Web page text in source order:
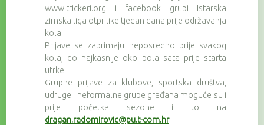
www.trickeri.org i facebook grupi Istarska
zimska liga otprilike tjedan dana prije održavanja
kola.
Prijave se zaprimaju neposredno prije svakog
kola, do najkasnije oko pola sata prije starta
utrke.
Grupne prijave za klubove, sportska društva,
udruge i neformalne grupe građana moguće su i
prije početka sezone i to na
dragan.radomirovic@pu.t-com.hr.